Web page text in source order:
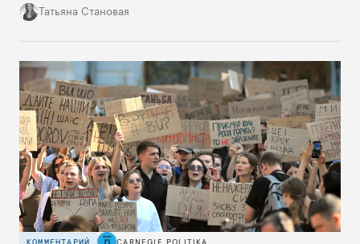
путинская логика войны, где эскалация влечет за
возможностей, на компетентность в принятии
решений и адекватное целеполагание.
Татьяна Становая
КОММЕНТАРИЙ CARNEGIE POLITIKA